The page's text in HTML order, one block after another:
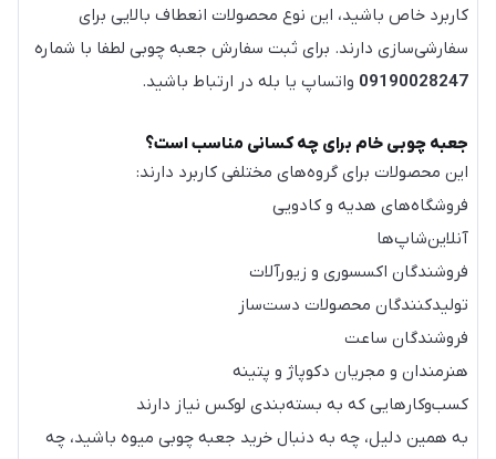
کاربرد خاص باشید، این نوع محصولات انعطاف بالایی برای
سفارشی‌سازی دارند. برای ثبت سفارش جعبه چوبی لطفا با شماره
09190028247 واتساپ یا بله در ارتباط باشید.
جعبه چوبی خام برای چه کسانی مناسب است؟
این محصولات برای گروه‌های مختلفی کاربرد دارند:
فروشگاه‌های هدیه و کادویی
آنلاین‌شاپ‌ها
فروشندگان اکسسوری و زیورآلات
تولیدکنندگان محصولات دست‌ساز
فروشندگان ساعت
هنرمندان و مجریان دکوپاژ و پتینه
کسب‌وکارهایی که به بسته‌بندی لوکس نیاز دارند
به همین دلیل، چه به دنبال خرید جعبه چوبی میوه باشید، چه